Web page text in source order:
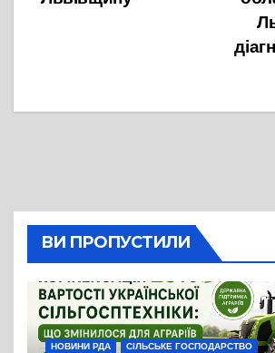
ВИ ПРОПУСТИЛИ
НОВИНИ РДА СІЛЬСЬКЕ ГОСПОДАРСТВО